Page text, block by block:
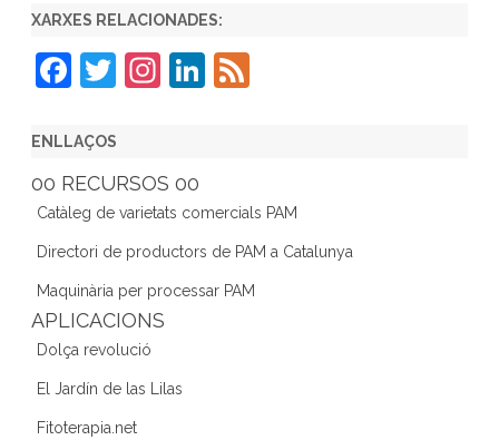
XARXES RELACIONADES:
F
c
e
b
o
o
k
T
er
In
gr
a
m
Li
dI
n
ENLLAÇOS
00 RECURSOS 00
Catàleg de varietats comercials PAM
Directori de productors de PAM a Catalunya
Maquinària per processar PAM
APLICACIONS
Dolça revolució
El Jardín de las Lilas
Fitoterapia.net